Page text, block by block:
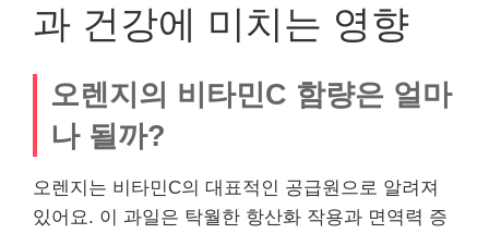
과 건강에 미치는 영향
오렌지의 비타민C 함량은 얼마
나 될까?
오렌지는 비타민C의 대표적인 공급원으로 알려져
있어요. 이 과일은 탁월한 항산화 작용과 면역력 증